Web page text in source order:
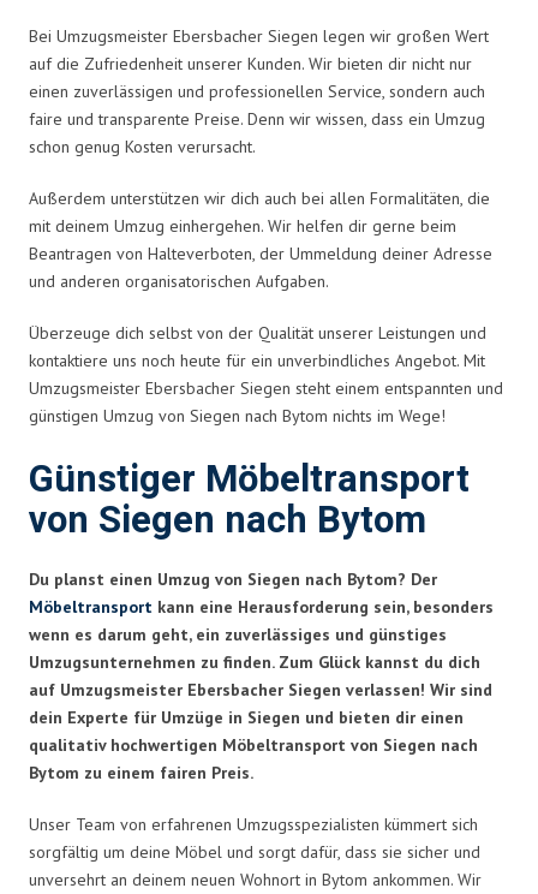
Bei Umzugsmeister Ebersbacher Siegen legen wir großen Wert
auf die Zufriedenheit unserer Kunden. Wir bieten dir nicht nur
einen zuverlässigen und professionellen Service, sondern auch
faire und transparente Preise. Denn wir wissen, dass ein Umzug
schon genug Kosten verursacht.
Außerdem unterstützen wir dich auch bei allen Formalitäten, die
mit deinem Umzug einhergehen. Wir helfen dir gerne beim
Beantragen von Halteverboten, der Ummeldung deiner Adresse
und anderen organisatorischen Aufgaben.
Überzeuge dich selbst von der Qualität unserer Leistungen und
kontaktiere uns noch heute für ein unverbindliches Angebot. Mit
Umzugsmeister Ebersbacher Siegen steht einem entspannten und
günstigen Umzug von Siegen nach Bytom nichts im Wege!
Günstiger Möbeltransport
von Siegen nach Bytom
Du planst einen Umzug von Siegen nach Bytom? Der
Möbeltransport kann eine Herausforderung sein, besonders
wenn es darum geht, ein zuverlässiges und günstiges
Umzugsunternehmen zu finden. Zum Glück kannst du dich
auf Umzugsmeister Ebersbacher Siegen verlassen! Wir sind
dein Experte für Umzüge in Siegen und bieten dir einen
qualitativ hochwertigen Möbeltransport von Siegen nach
Bytom zu einem fairen Preis.
Unser Team von erfahrenen Umzugsspezialisten kümmert sich
sorgfältig um deine Möbel und sorgt dafür, dass sie sicher und
unversehrt an deinem neuen Wohnort in Bytom ankommen. Wir